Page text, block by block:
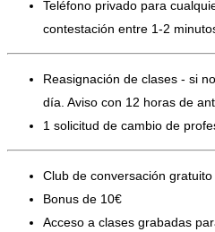
Teléfono privado para
contestación entre 1-2
Reasignación de clases - si
día. Aviso con 12 horas de
1 solicitud de cambio de
Club de conversación gratuito
Bonus de 10€
Acceso a clases grabadas